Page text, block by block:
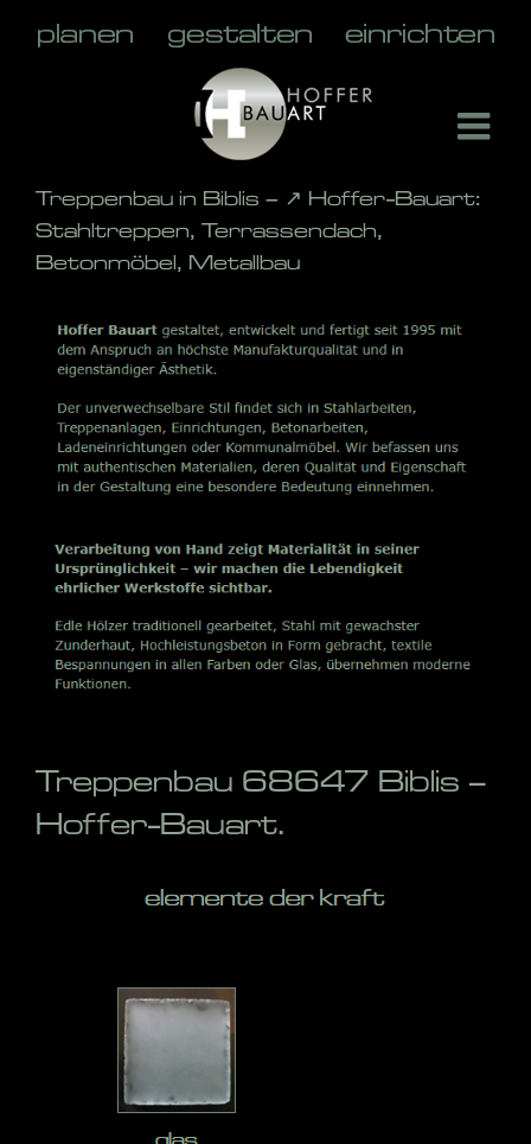
Treppenbau in Biblis – ↗️ Hoffer-Bauart:
Stahltreppen, Terrassendach,
Betonmöbel, Metallbau
Treppenbau 68647 Biblis –
Hoffer-Bauart.